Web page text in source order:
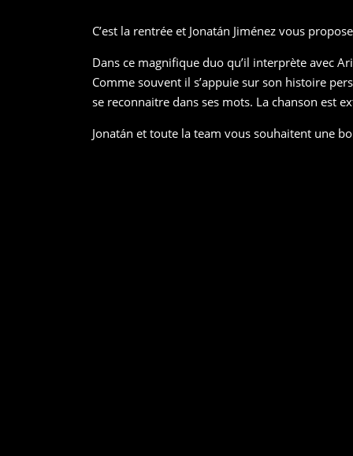
C’est la rentrée et Jonatán Jiménez vous
Dans ce magnifique duo qu’il interprète avec
Comme souvent il s’appuie sur son histoire
se reconnaitre dans ses mots. La chanson est
Jonatán et toute la team vous souhaitent une